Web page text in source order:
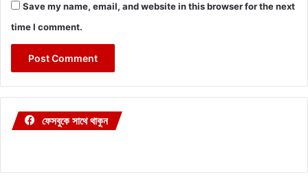
Save my name, email, and website in this browser for the next
time I comment.
ফেসবুকে সাথে থাকুন